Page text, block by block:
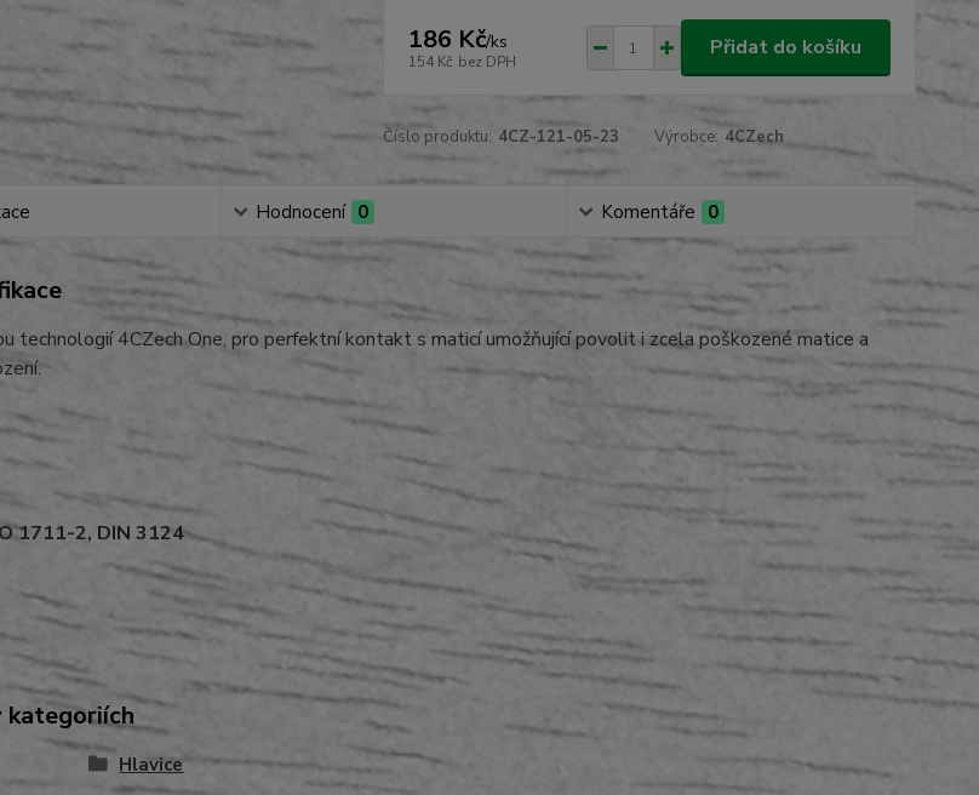
186 Kč/ks
154 Kč bez DPH
Přidat do košíku
Číslo produktu: 4CZ-121-05-23 Výrobce: 4CZech
Hodnocení 0 Komentáře 0
technologií 4CZech One, pro perfektní kontakt s maticí umožňující povolit i zcela poškozené matice a
1711-2, DIN 3124
kategoriích
Hlavice